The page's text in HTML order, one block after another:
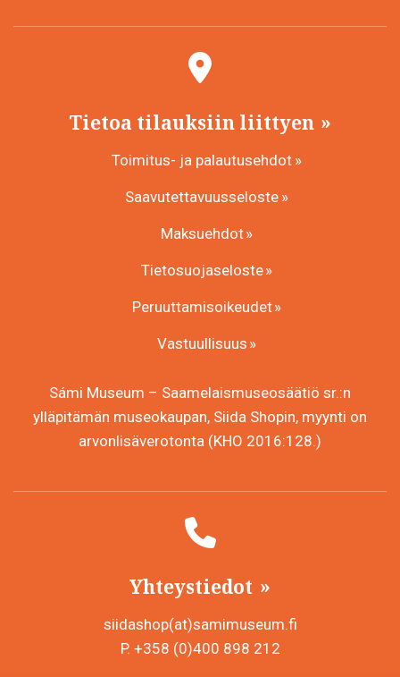
Tietoa tilauksiin liittyen
Toimitus- ja palautusehdot
Saavutettavuusseloste
Maksuehdot
Tietosuojaseloste
Peruuttamisoikeudet
Vastuullisuus
Sámi Museum – Saamelaismuseosäätiö sr.:n
ylläpitämän museokaupan, Siida Shopin, myynti on
arvonlisäverotonta (KHO 2016:128.)
Yhteystiedot
siidashop(at)samimuseum.fi
P. +358 (0)400 898 212